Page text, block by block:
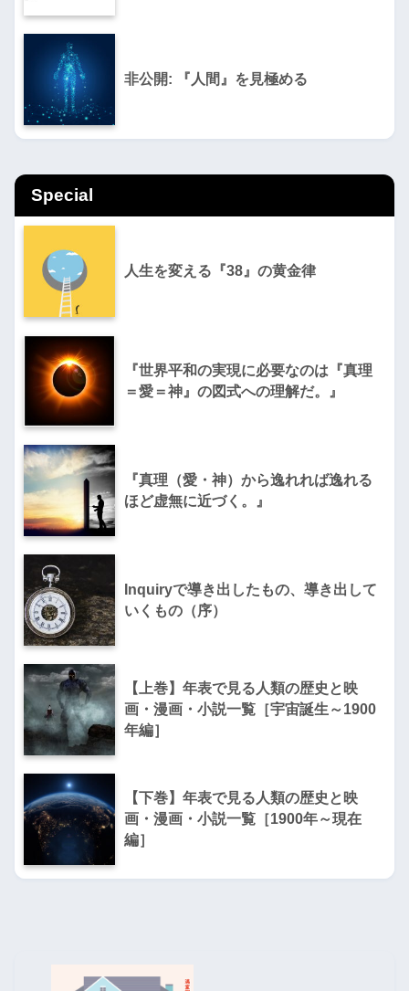
非公開: 『人間』を見極める
Special
人生を変える『38』の黄金律
『世界平和の実現に必要なのは『真理
＝愛＝神』の図式への理解だ。』
『真理（愛・神）から逸れれば逸れる
ほど虚無に近づく。』
Inquiryで導き出したもの、導き出して
いくもの（序）
【上巻】年表で見る人類の歴史と映
画・漫画・小説一覧［宇宙誕生～1900
年編］
【下巻】年表で見る人類の歴史と映
画・漫画・小説一覧［1900年～現在
編］